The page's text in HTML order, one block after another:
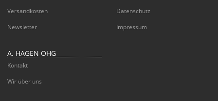
Versandkosten
Newsletter
Datenschutz
Impressum
A. HAGEN OHG
Kontakt
Wir über uns